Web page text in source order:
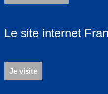
Le site internet
Je visite